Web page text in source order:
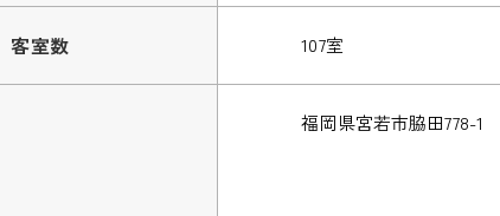
客室数 107室
福岡県宮若市脇田778-1